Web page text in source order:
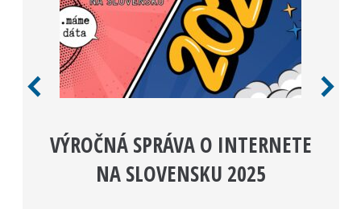
VÝROČNÁ SPRÁVA O INTERNETE
NA SLOVENSKU 2025